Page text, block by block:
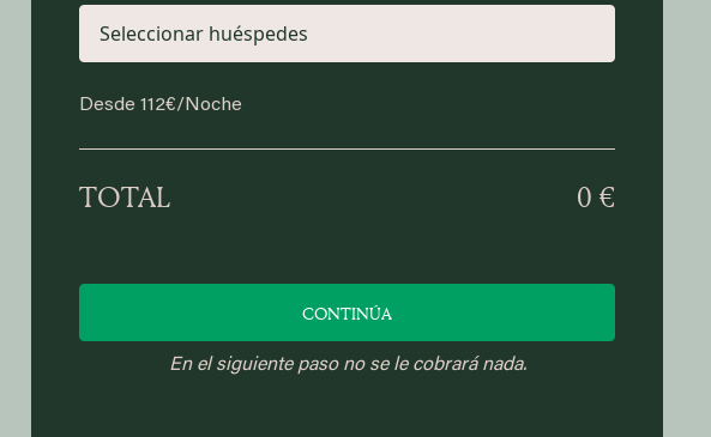
Desde112€/ Noche
TOTAL 0 €
CONTINÚA
En el siguiente paso no se le cobrará nada.